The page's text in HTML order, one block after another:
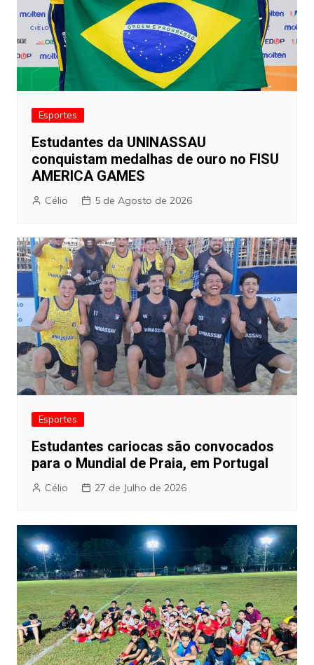
Esportes
Estudantes da UNINASSAU
conquistam medalhas de ouro no FISU
AMERICA GAMES
Célio 5 de Agosto de 2026
Esportes
Estudantes cariocas são convocados
para o Mundial de Praia, em Portugal
Célio 27 de Julho de 2026